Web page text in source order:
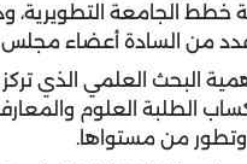
خطط الجامعة
من السادة أعضاء مجلس
البحث العلمي الذي
الطلبة العلوم
وتطور من مستواها.